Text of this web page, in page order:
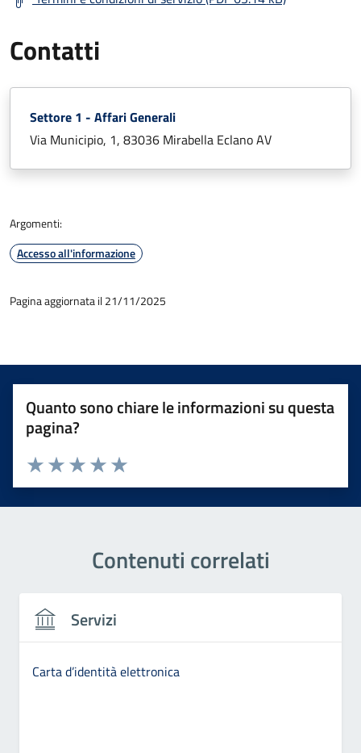
Contatti
Settore 1 - Affari Generali
Via Municipio, 1, 83036 Mirabella Eclano AV
Argomenti:
Accesso all'informazione
Pagina aggiornata il 21/11/2025
Quanto sono chiare le informazioni su questa
pagina?
Valuta 5 stelle su 5
Valuta 4 stelle su 5
Valuta 3 stelle su 5
Valuta 2 stelle su 5
Valuta 1 stelle su 5
Contenuti correlati
Servizi
Carta d’identità elettronica